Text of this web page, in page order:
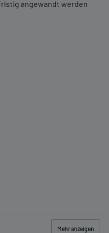
angewandt werden
Mehr anzeigen